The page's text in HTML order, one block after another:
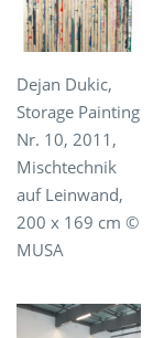
Dejan Dukic,
Storage Painting
Nr. 10, 2011,
Mischtechnik
auf Leinwand,
200 x 169 cm ©
MUSA